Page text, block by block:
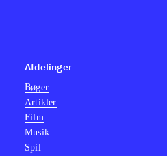
Afdelinger
Bøger
Artikler
Film
Musik
Spil